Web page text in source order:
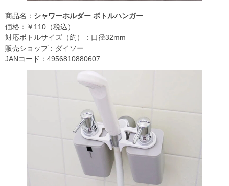
商品名： シャワーホルダー ボトルハンガー
価格：￥110（税込）
対応ボトルサイズ（約）：口径32mm
販売ショップ：ダイソー
JANコード：4956810880607